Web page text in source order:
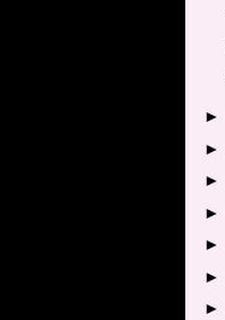
►
►
►
►
►
►
►